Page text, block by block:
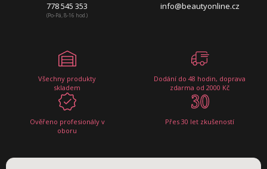
778 545 353
(Po-Pá, 8-16 hod.)
info@beautyonline.cz
Všechny produkty
skladem
Dodání do 48 hodin, doprava
zdarma od 2000 Kč
Ověřeno profesionály v
oboru
Přes 30 let zkušeností